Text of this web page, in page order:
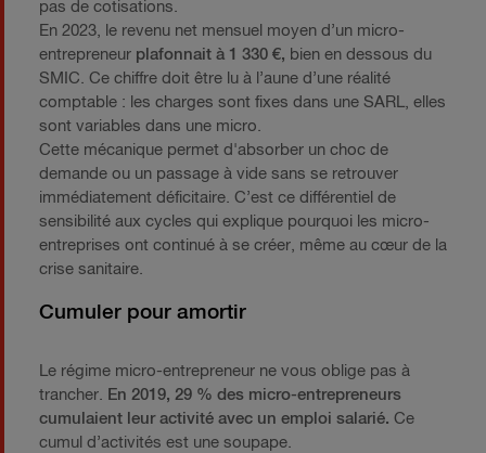
pas de cotisations.
En 2023, le revenu net mensuel moyen d’un micro-
entrepreneur plafonnait à 1 330 €, bien en dessous du
SMIC. Ce chiffre doit être lu à l’aune d’une réalité
comptable : les charges sont fixes dans une SARL, elles
sont variables dans une micro.
Cette mécanique permet d'absorber un choc de
demande ou un passage à vide sans se retrouver
immédiatement déficitaire. C’est ce différentiel de
sensibilité aux cycles qui explique pourquoi les micro-
entreprises ont continué à se créer, même au cœur de la
crise sanitaire.
Cumuler pour amortir
Le régime micro-entrepreneur ne vous oblige pas à
trancher. En 2019, 29 % des micro-entrepreneurs
cumulaient leur activité avec un emploi salarié. Ce
cumul d’activités est une soupape.